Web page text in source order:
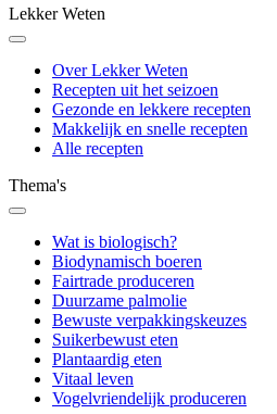
Lekker Weten
Over Lekker Weten
Recepten uit het seizoen
Gezonde en lekkere recepten
Makkelijk en snelle recepten
Alle recepten
Thema's
Wat is biologisch?
Biodynamisch boeren
Fairtrade produceren
Duurzame palmolie
Bewuste verpakkingskeuzes
Suikerbewust eten
Plantaardig eten
Vitaal leven
Vogelvriendelijk produceren